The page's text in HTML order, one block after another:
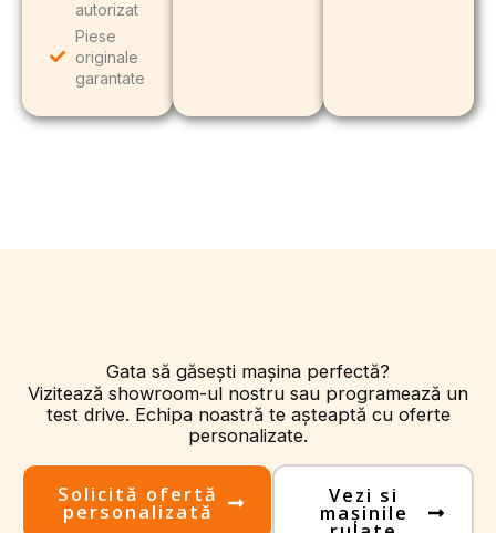
autorizat
Piese
originale
garantate
Gata să găsești mașina perfectă?
Vizitează showroom-ul nostru sau programează un
test drive. Echipa noastră te așteaptă cu oferte
personalizate.
Solicită ofertă
personalizată
Vezi si
mașinile